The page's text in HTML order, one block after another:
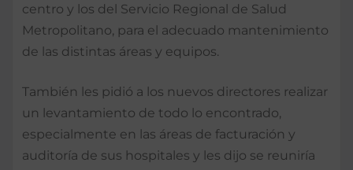
centro y los del Servicio Regional de Salud
Metropolitano, para el adecuado mantenimiento
de las distintas áreas y equipos.
También les pidió a los nuevos directores realizar
un levantamiento de todo lo encontrado,
especialmente en las áreas de facturación y
auditoría de sus hospitales y les dijo se reuniría